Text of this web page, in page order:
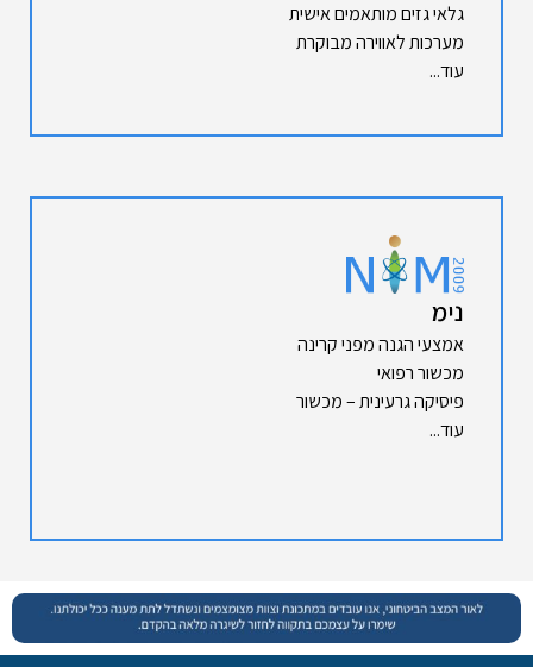
גלאי גזים מותאמים אישית
מערכות לאווירה מבוקרת
עוד...
נימ
אמצעי הגנה מפני קרינה
מכשור רפואי
פיסיקה גרעינית – מכשור
עוד...